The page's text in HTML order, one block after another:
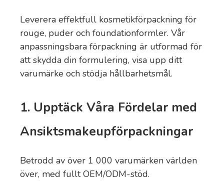
Leverera effektfull kosmetikförpackning för
rouge, puder och foundationformler. Vår
anpassningsbara förpackning är utformad för
att skydda din formulering, visa upp ditt
varumärke och stödja hållbarhetsmål.
1. Upptäck Våra Fördelar med
Ansiktsmakeupförpackningar
Betrodd av över 1 000 varumärken världen
över, med fullt OEM/ODM-stöd.